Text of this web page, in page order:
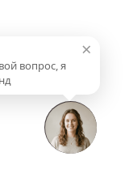
×
вопрос, я